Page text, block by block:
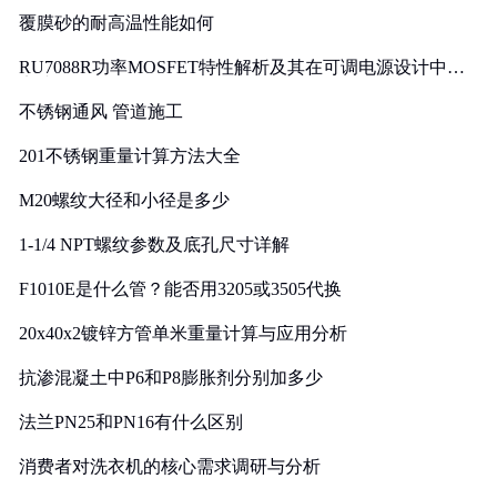
覆膜砂的耐高温性能如何
RU7088R功率MOSFET特性解析及其在可调电源设计中的
不锈钢通风 管道施工
201不锈钢重量计算方法大全
M20螺纹大径和小径是多少
1-1/4 NPT螺纹参数及底孔尺寸详解
F1010E是什么管？能否用3205或3505代换
20x40x2镀锌方管单米重量计算与应用分析
抗渗混凝土中P6和P8膨胀剂分别加多少
法兰PN25和PN16有什么区别
消费者对洗衣机的核心需求调研与分析